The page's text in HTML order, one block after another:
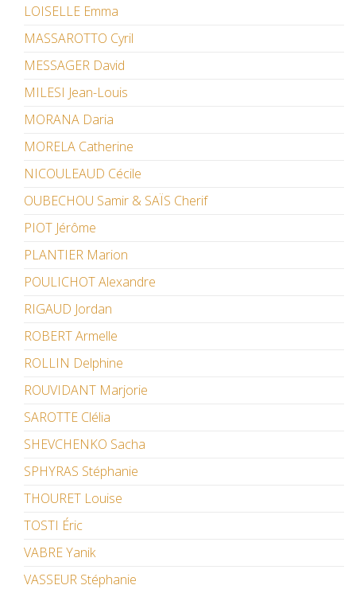
LOISELLE Emma
MASSAROTTO Cyril
MESSAGER David
MILESI Jean-Louis
MORANA Daria
MORELA Catherine
NICOULEAUD Cécile
OUBECHOU Samir & SAÏS Cherif
PIOT Jérôme
PLANTIER Marion
POULICHOT Alexandre
RIGAUD Jordan
ROBERT Armelle
ROLLIN Delphine
ROUVIDANT Marjorie
SAROTTE Clélia
SHEVCHENKO Sacha
SPHYRAS Stéphanie
THOURET Louise
TOSTI Éric
VABRE Yanik
VASSEUR Stéphanie